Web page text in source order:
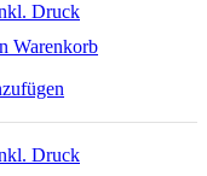
Druck
Warenkorb
Druck